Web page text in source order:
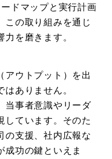
ドマップと実行計画
この取り組みを通じ
を磨きます。
ウトプット）を出
ありません。
当事者意識やリーダ
しています。そのた
の支援、社内広報な
成功の鍵といえま